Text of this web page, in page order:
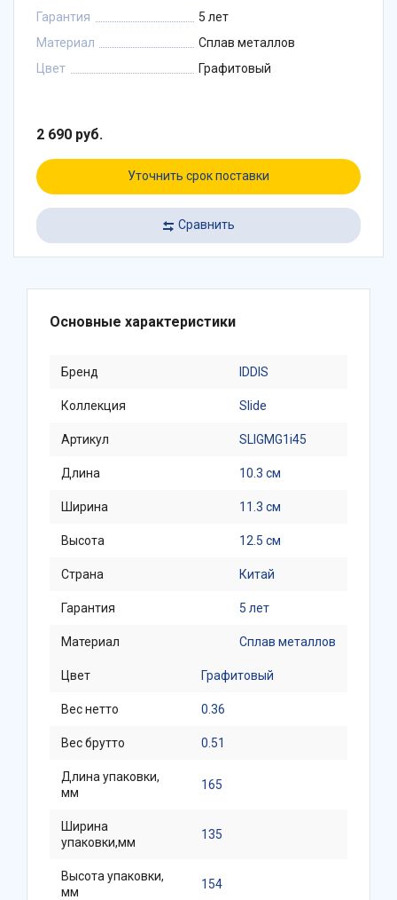
Гарантия
5 лет
Материал
Сплав металлов
Цвет
Графитовый
2 690 руб.
Уточнить срок поставки
Сравнить
Основные характеристики
Бренд IDDIS
Коллекция Slide
Артикул SLIGMG1i45
Длина 10.3 см
Ширина 11.3 см
Высота 12.5 см
Страна Китай
Гарантия 5 лет
Материал Сплав металлов
Цвет Графитовый
Вес нетто 0.36
Вес брутто 0.51
Длина упаковки,
мм
165
Ширина
упаковки,мм
135
Высота упаковки,
мм
154